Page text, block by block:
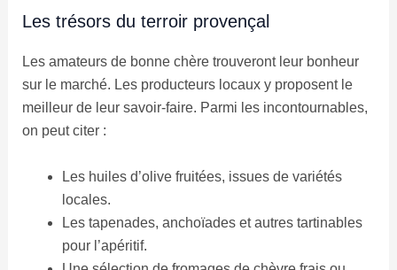
Les trésors du terroir provençal
Les amateurs de bonne chère trouveront leur bonheur
sur le marché. Les producteurs locaux y proposent le
meilleur de leur savoir-faire. Parmi les incontournables,
on peut citer :
Les huiles d’olive fruitées, issues de variétés
locales.
Les tapenades, anchoïades et autres tartinables
pour l’apéritif.